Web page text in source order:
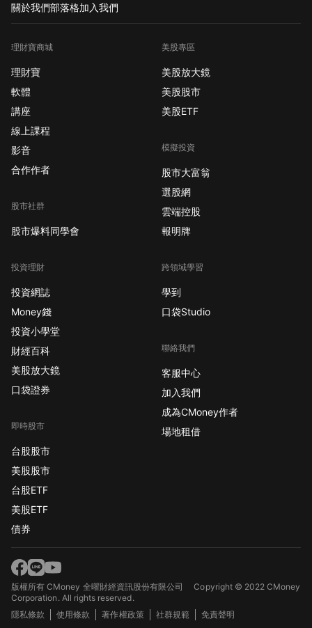
關於我們部落格加入我們
理財寶商城
理財寶
軟體
講座
線上課程
影音
合作作者
股市社群
股市爆料同學會
投資理財
投資網誌
Money錢
投資小學堂
財經百科
美股放大鏡
口袋證券
即時股市
台股股市
美股股市
台股ETF
美股ETF
債券
美股專區
美股放大鏡
美股股市
美股ETF
模擬投資
股市大富翁
選股網
雲端控股
報明牌
跨領域學習
學到
口袋Studio
聯絡我們
客服中心
加入我們
成為CMoney作者
場地租借
版權所有 CMoney 全曜財經資訊股份有限公司Copyright © 2022 CMoney
Corporation. All rights reserved.
隱私條款
使用條款 著作權政策 社群規範 免責聲明